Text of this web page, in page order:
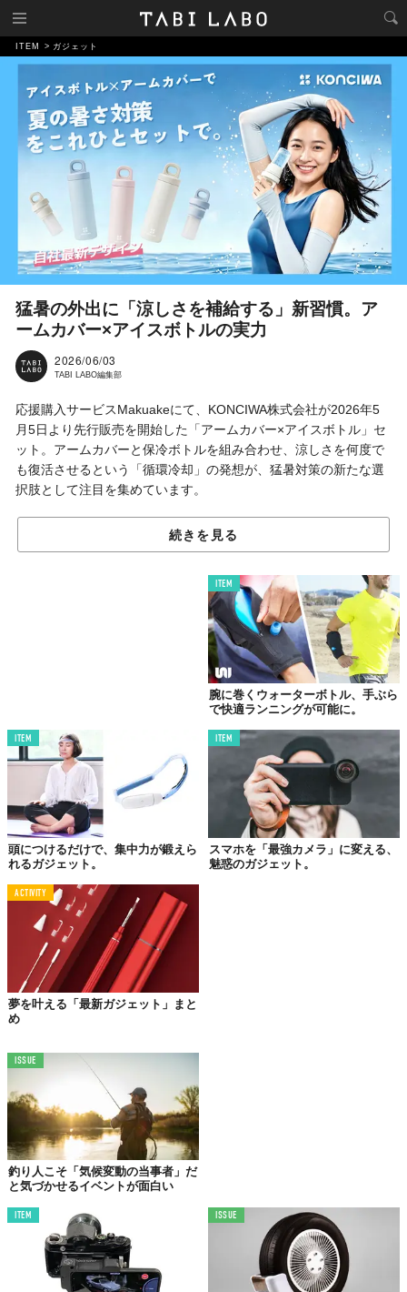
ITEM ガジェット
猛暑の外出に「涼しさを補給する」新習慣。ア
ームカバー×アイスボトルの実力
2026/06/03
TABI LABO編集部
応援購入サービスMakuakeにて、KONCIWA株式会社が2026年5
月5日より先行販売を開始した「アームカバー×アイスボトル」セ
ット。アームカバーと保冷ボトルを組み合わせ、涼しさを何度で
も復活させるという「循環冷却」の発想が、猛暑対策の新たな選
択肢として注目を集めています。
冷感グッズの「あるある」を解決
©KONCIWA株式会社
夏の外出時に冷感アームカバーを使ったことがある方なら、きっ
と覚えがあるのではないでしょうか。装着した瞬間はひんやりし
て気持ちいいのに、しばらくすると体温を吸って生ぬるくなって
しまう——あの、なんとも言えないがっかり感です。
近年、猛暑対策グッズの市場は急速に拡大しており、ネッククー
ラーやハンディファン、冷感タオルなど多種多様な製品が登場し
ています。しかし、多くの製品に共通する課題が「効果の持続
性」でした。冷たさは時間とともに失われるもの、というのがあ
KONCIWA社が提案する「サイクル・クーリング（循環冷却）」
は、この常識に正面から挑んでいます。同社の発表によると、体
温を吸収して温まったアームカバーを丸めて専用のアイスボトル
に入れるだけで、内部の氷嚢が放つ冷気によりわずか数分で冷感
が復活するとのこと。つまり、涼しさを「使い切る」のではなく
「再チャージする」という考え方です。
く、アームカバーの「エネルギーステーション」として再定義し
た点にあります。二つの既存カテゴリの製品を一つの循環システ
ムとして統合するというアプローチは、猛暑対策グッズの新しい
カテゴリを切り拓く可能性を感じさせます。
続きを見る
ITEM
腕に巻くウォーターボトル、手ぶら
で快適ランニングが可能に。
ITEM
頭につけるだけで、集中力が鍛えら
れるガジェット。
ITEM
スマホを「最強カメラ」に変える、
魅惑のガジェット。
ACTIVITY
夢を叶える「最新ガジェット」まと
め
ISSUE
釣り人こそ「気候変動の当事者」だ
と気づかせるイベントが面白い
ITEM ISSUE